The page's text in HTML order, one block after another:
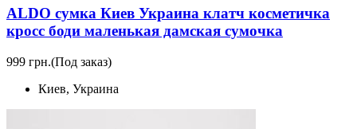
ALDO сумка Киев Украина клатч коcметичка
кросс боди маленькая дамская сумочка
999 грн.(Под заказ)
Киев, Украина